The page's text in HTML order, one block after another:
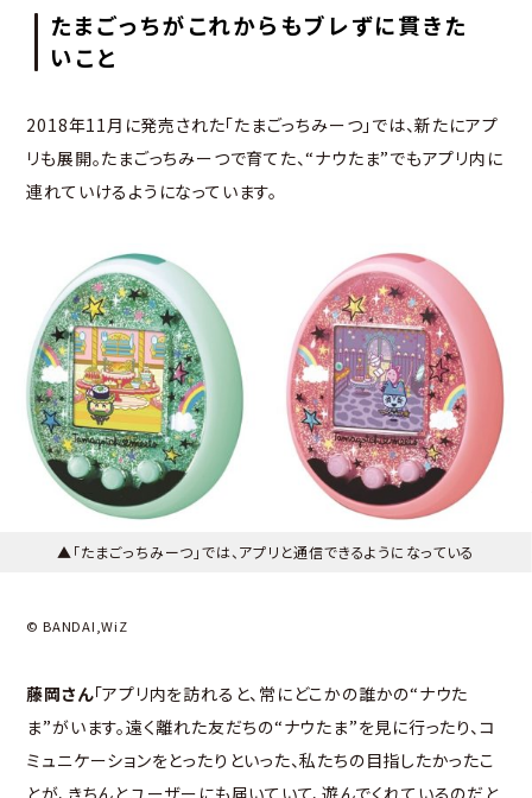
たまごっちがこれからもブレずに貫きた
いこと
2018年11月に発売された「たまごっちみーつ」では、新たにアプ
リも展開。たまごっちみーつで育てた、“ナウたま”でもアプリ内に
連れていけるようになっています。
▲「たまごっちみーつ」では、アプリと通信できるようになっている
© BANDAI,WiZ
藤岡さん「アプリ内を訪れると、常にどこかの誰かの“ナウた
ま”がいます。遠く離れた友だちの“ナウたま”を見に行ったり、コ
ミュニケーションをとったりといった、私たちの目指したかったこ
とが、きちんとユーザーにも届いていて、遊んでくれているのだと